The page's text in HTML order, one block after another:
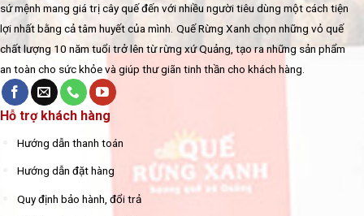
sứ mệnh mang giá trị cây quế đến với nhiều người tiêu dùng một cách tiện
lợi nhất bằng cả tâm huyết của mình. Quế Rừng Xanh chọn những vỏ quế
chất lượng 10 năm tuổi trở lên từ rừng xứ Quảng, tạo ra những sản phẩm
an toàn cho sức khỏe và giúp thư giãn tinh thần cho khách hàng.
Hỗ trợ khách hàng
Hướng dẫn thanh toán
Hướng dẫn đặt hàng
Quy định bảo hành, đổi trả